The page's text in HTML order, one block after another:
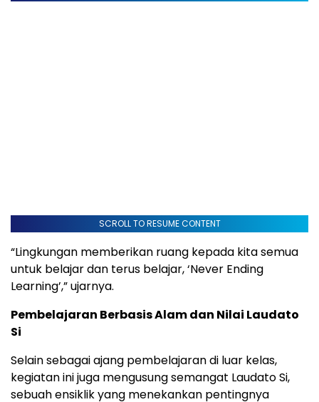
SCROLL TO RESUME CONTENT
“Lingkungan memberikan ruang kepada kita semua
untuk belajar dan terus belajar, ‘Never Ending
Learning’,” ujarnya.
Pembelajaran Berbasis Alam dan Nilai Laudato
Si
Selain sebagai ajang pembelajaran di luar kelas,
kegiatan ini juga mengusung semangat Laudato Si,
sebuah ensiklik yang menekankan pentingnya